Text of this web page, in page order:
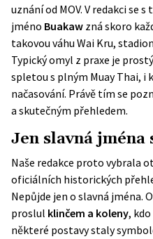
uznání od MOV. V redakci se
jméno Buakaw zná skoro
takovou váhu Wai Kru,
Typický omyl z praxe je
spletou s plným Muay Thai, i
načasování. Právě tím se
a skutečným přehledem.
Jen slavná jména
Naše redakce proto vybrala
oficiálních historických
Nepůjde jen o slavná jména.
proslul klinčem a koleny,
některé postavy staly